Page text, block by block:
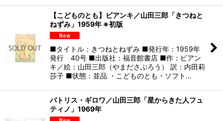
【こどものとも】ビアンキ／山田三郎「きつねと
ねずみ」1959年 ※初版
■タイトル：きつねとねずみ ■発行年：1959年
発行 40号 ■出版社：福音館書店 ■作：ビアン
キ／絵：山田三郎（やまださぶろう） 訳：内田莉
莎子 ■状態：並品 ・こどものとも・ソフト…
パトリス・ギロワ／山田三郎「星からきた人フュ
ティノ」1969年